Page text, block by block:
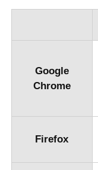
Google
Chrome
Firefox